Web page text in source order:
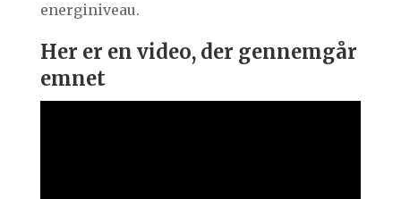
energiniveau.
Her er en video, der gennemgår
emnet